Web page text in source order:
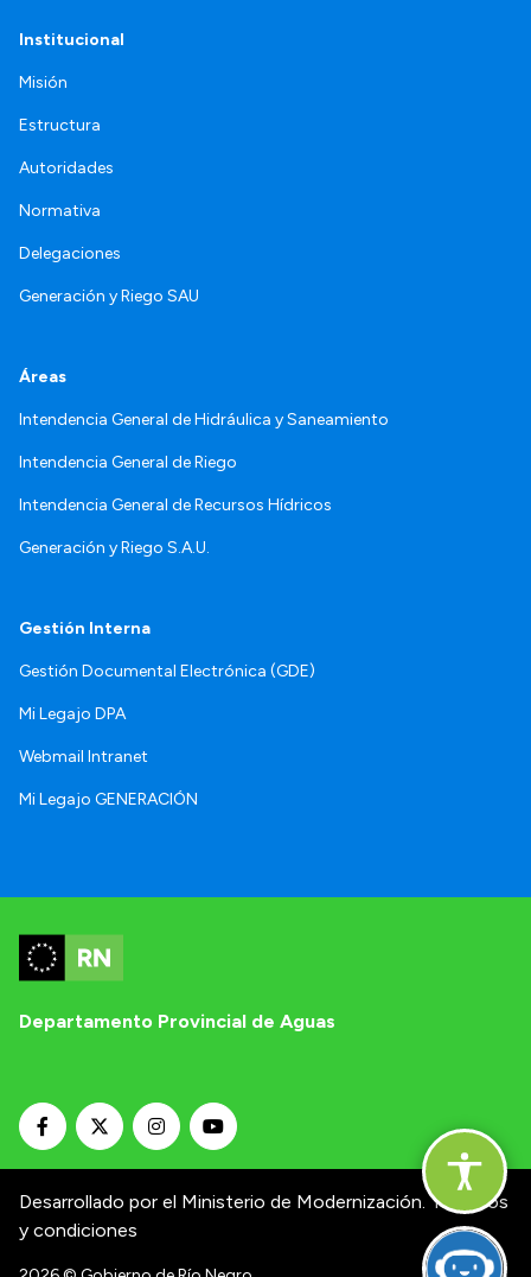
Institucional
Misión
Estructura
Autoridades
Normativa
Delegaciones
Generación y Riego SAU
Áreas
Intendencia General de Hidráulica y Saneamiento
Intendencia General de Riego
Intendencia General de Recursos Hídricos
Generación y Riego S.A.U.
Gestión Interna
Gestión Documental Electrónica (GDE)
Mi Legajo DPA
Webmail Intranet
Mi Legajo GENERACIÓN
Departamento Provincial de Aguas
Desarrollado por el Ministerio de Modernización. Términos
y condiciones